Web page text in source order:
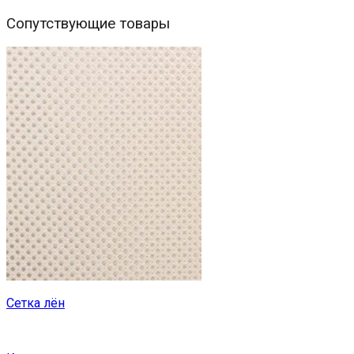
Сопутствующие товары
Сетка лён